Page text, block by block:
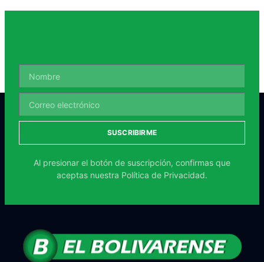
SUSCRIBIRME
Al presionar el botón de suscripción, confirmas que
aceptas nuestra Política de Privacidad.